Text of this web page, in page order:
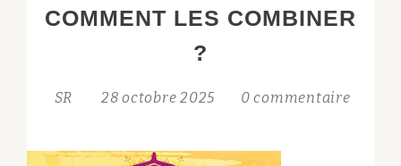
COMMENT LES COMBINER
?
SR 28 octobre 2025 0 commentaire